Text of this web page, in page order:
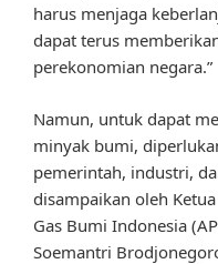
harus menjaga
dapat terus
perekonomian negara.”
Namun, untuk dapat
minyak bumi,
pemerintah, industri,
disampaikan oleh
Gas Bumi Indonesia
Soemantri